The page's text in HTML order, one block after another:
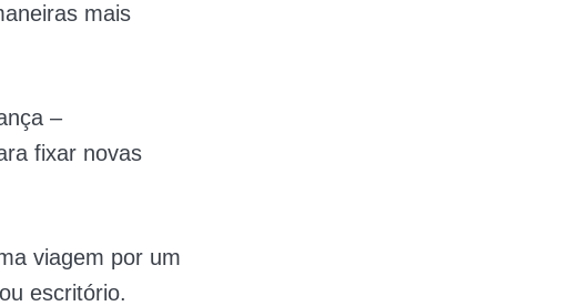
mais
–
fixar novas
viagem por um
escritório.